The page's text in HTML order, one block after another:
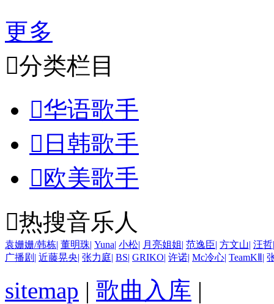
更多
分类栏目
华语歌手
 日韩歌手
欧美歌手
热搜音乐人
袁姗姗/韩栋| 董明珠| Yuna| 小松| 月亮姐姐| 范逸臣| 方文山| 汪哲|
广播剧 | 近藤晃央| 张力庭| BS| GRIKO| 许诺| Mc冷心| TeamKⅡ |
sitemap | 歌曲入库 |